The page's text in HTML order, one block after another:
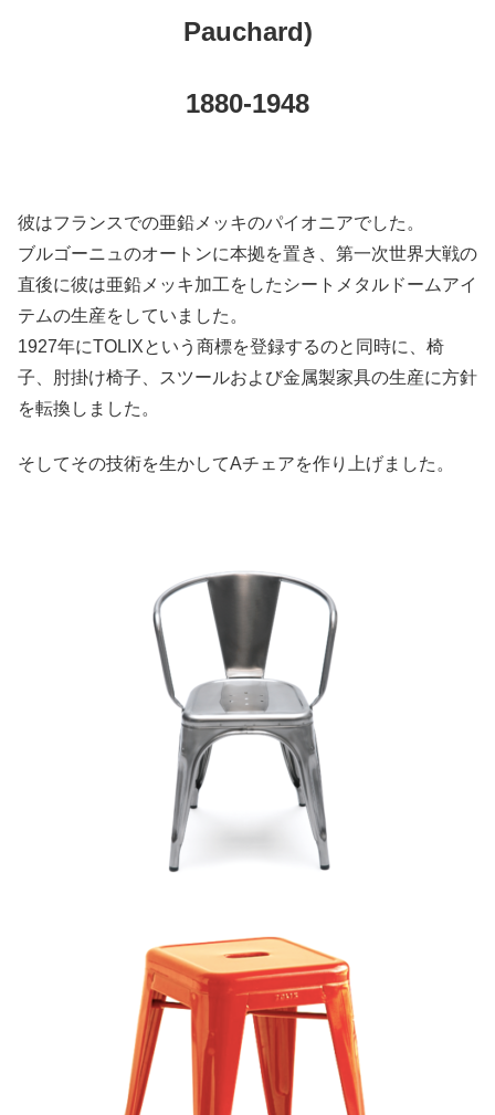
Pauchard)
1880-1948
彼はフランスでの亜鉛メッキのパイオニアでした。
ブルゴーニュのオートンに本拠を置き、第一次世界大戦の
直後に彼は亜鉛メッキ加工をしたシートメタルドームアイ
テムの生産をしていました。
1927年にTOLIXという商標を登録するのと同時に、椅
子、肘掛け椅子、スツールおよび金属製家具の生産に方針
を転換しました。
そしてその技術を生かしてAチェアを作り上げました。